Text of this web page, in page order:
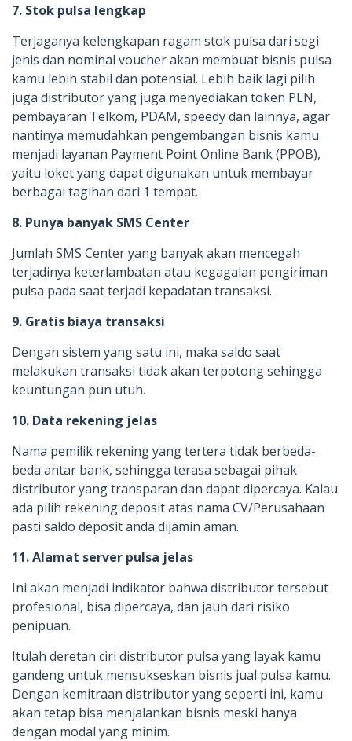
7. Stok pulsa lengkap
Terjaganya kelengkapan ragam stok pulsa dari segi
jenis dan nominal voucher akan membuat bisnis pulsa
kamu lebih stabil dan potensial. Lebih baik lagi pilih
juga distributor yang juga menyediakan token PLN,
pembayaran Telkom, PDAM, speedy dan lainnya, agar
nantinya memudahkan pengembangan bisnis kamu
menjadi layanan Payment Point Online Bank (PPOB),
yaitu loket yang dapat digunakan untuk membayar
berbagai tagihan dari 1 tempat.
8. Punya banyak SMS Center
Jumlah SMS Center yang banyak akan mencegah
terjadinya keterlambatan atau kegagalan pengiriman
pulsa pada saat terjadi kepadatan transaksi.
9. Gratis biaya transaksi
Dengan sistem yang satu ini, maka saldo saat
melakukan transaksi tidak akan terpotong sehingga
keuntungan pun utuh.
10. Data rekening jelas
Nama pemilik rekening yang tertera tidak berbeda-
beda antar bank, sehingga terasa sebagai pihak
distributor yang transparan dan dapat dipercaya. Kalau
ada pilih rekening deposit atas nama CV/Perusahaan
pasti saldo deposit anda dijamin aman.
11. Alamat server pulsa jelas
Ini akan menjadi indikator bahwa distributor tersebut
profesional, bisa dipercaya, dan jauh dari risiko
penipuan.
Itulah deretan ciri distributor pulsa yang layak kamu
gandeng untuk mensukseskan bisnis jual pulsa kamu.
Dengan kemitraan distributor yang seperti ini, kamu
akan tetap bisa menjalankan bisnis meski hanya
dengan modal yang minim.